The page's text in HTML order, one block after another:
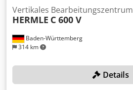
Baden-Württemberg
314 km
Vertikales Bearbeitungszentrum
HERMLE C 600 V
Details